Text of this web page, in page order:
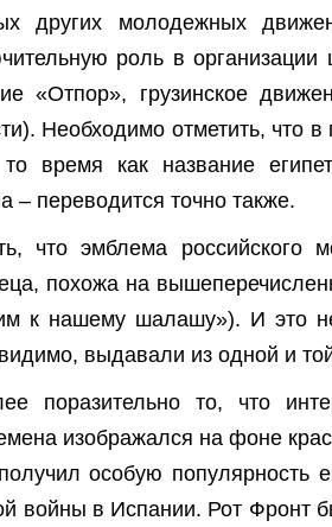
других молодежных
роль в организации
«Отпор», грузинское
Необходимо отметить, что
время как название
– переводится точно также.
что эмблема российского
похожа на
к нашему шалашу»). И это
выдавали из одной и
поразительно то, что
изображался на фоне
особую популярность
войны в Испании. Рот Фронт